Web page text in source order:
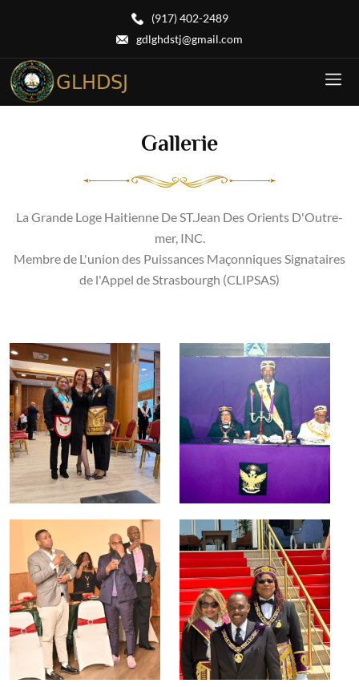
(917) 402-2489
gdlghdstj@gmail.com
Gallerie
La Grande Loge Haitienne De ST.Jean Des Orients D'Outre-
mer, INC.
Membre de L'union des Puissances Maçonniques Signataires
de l'Appel de Strasbourgh (CLIPSAS)